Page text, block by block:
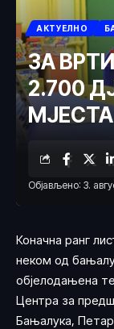
АКТУЕЛНО
ЗА
2.700
Објављено: 3.
Коначна ранг
неком од
објелодањена
Центра за
Бањалука, Петар